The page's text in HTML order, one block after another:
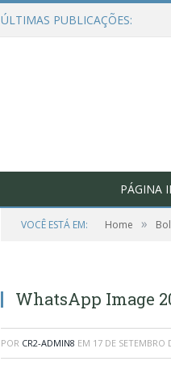
ÚLTIMAS PUBLICAÇÕES:
PÁGINA
VOCÊ ESTÁ EM: Home »
WhatsApp Image
POR CR2-ADMIN8 EM 17 DE SETEMBRO